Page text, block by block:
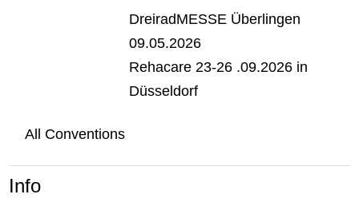
DreiradMESSE Überlingen
09.05.2026
Rehacare 23-26 .09.2026 in
Düsseldorf
All Conventions
Info